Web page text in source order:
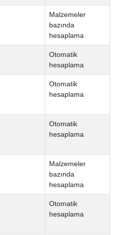
Malzemeler
bazında
hesaplama
Otomatik
hesaplama
Otomatik
hesaplama
Otomatik
hesaplama
Malzemeler
bazında
hesaplama
Otomatik
hesaplama